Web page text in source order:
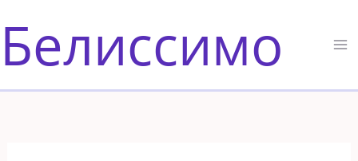
к
содержимому
Белиссимо